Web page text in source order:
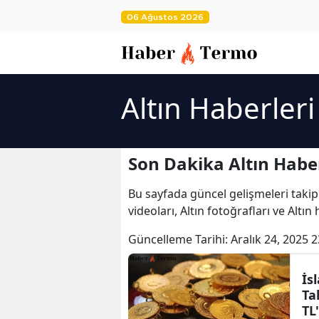
06 Ağustos 2026
Altın Haberleri
Son Dakika Altın
Bu sayfada güncel gelişmeleri
videoları, Altın fotoğrafları ve Altın
Güncelleme Tarihi: Aralık 24, 2025